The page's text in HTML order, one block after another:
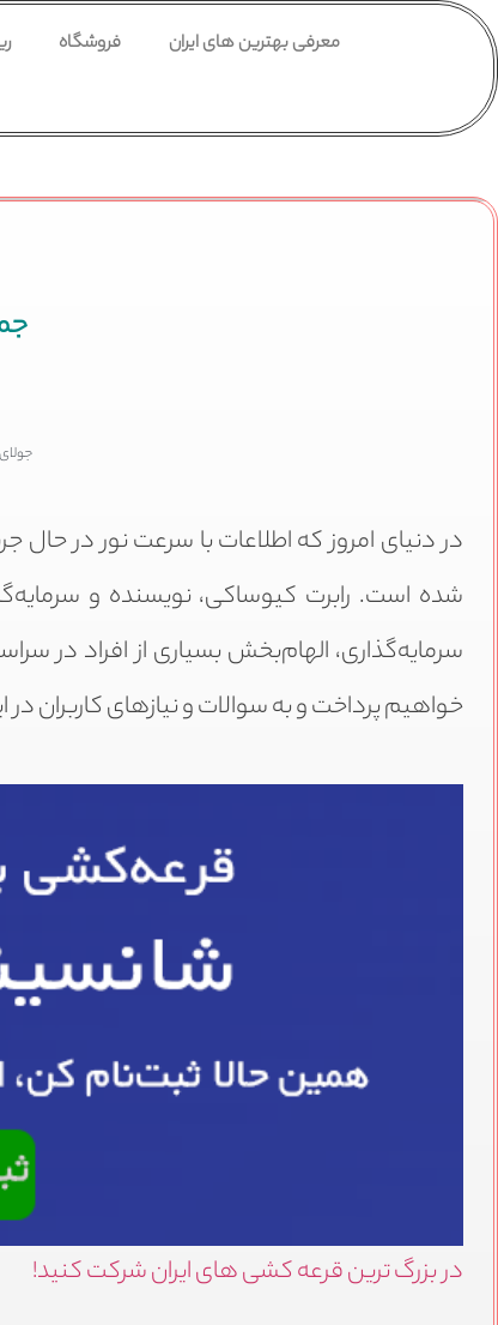
معرفی بهترین های ایران فروشگاه
جولای 8, 2025
در دنیای امروز که اطلاعات با سرعت نور در حال
شده است. رابرت کیوساکی، نویسنده و
سرمایه‌گذاری، الهام‌بخش بسیاری از افراد در
خواهیم پرداخت و به سوالات و نیازهای کاربران
در بزرگ ترین قرعه کشی های ایران شرکت کنید!